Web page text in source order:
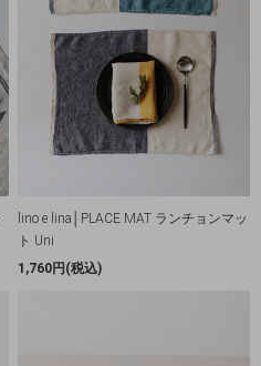
lino e lina│PLACE MAT ランチョンマッ
ト Uni
1,760円(税込)